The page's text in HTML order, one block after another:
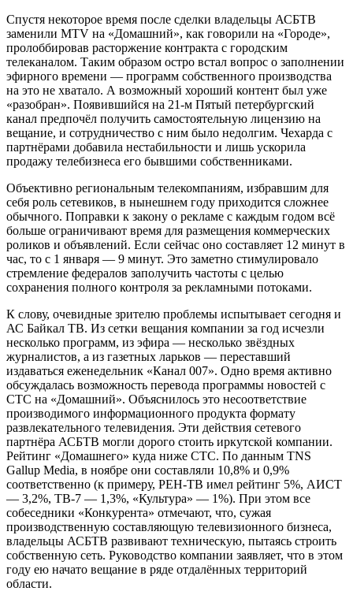
Спустя некоторое время после сделки владельцы АСБТВ
заменили МТV на «Домашний», как говорили на «Городе»,
пролоббировав расторжение контракта с городским
телеканалом. Таким образом остро встал вопрос о заполнении
эфирного времени — программ собственного производства
на это не хватало. А возможный хороший контент был уже
«разобран». Появившийся на 21-м Пятый петербургский
канал предпочёл получить самостоятельную лицензию на
вещание, и сотрудничество с ним было недолгим. Чехарда с
партнёрами добавила нестабильности и лишь ускорила
продажу телебизнеса его бывшими собственниками.
Объективно региональным телекомпаниям, избравшим для
себя роль сетевиков, в нынешнем году приходится сложнее
обычного. Поправки к закону о рекламе с каждым годом всё
больше ограничивают время для размещения коммерческих
роликов и объявлений. Если сейчас оно составляет 12 минут в
час, то с 1 января — 9 минут. Это заметно стимулировало
стремление федералов заполучить частоты с целью
сохранения полного контроля за рекламными потоками.
К слову, очевидные зрителю проблемы испытывает сегодня и
АС Байкал ТВ. Из сетки вещания компании за год исчезли
несколько программ, из эфира — несколько звёздных
журналистов, а из газетных ларьков — переставший
издаваться еженедельник «Канал 007». Одно время активно
обсуждалась возможность перевода программы новостей с
СТС на «Домашний». Объяснилось это несоответствие
производимого информационного продукта формату
развлекательного телевидения. Эти действия сетевого
партнёра АСБТВ могли дорого стоить иркутской компании.
Рейтинг «Домашнего» куда ниже СТС. По данным TNS
Gallup Media, в ноябре они составляли 10,8% и 0,9%
соответственно (к примеру, РЕН-ТВ имел рейтинг 5%, АИСТ
— 3,2%, ТВ-7 — 1,3%, «Культура» — 1%). При этом все
собеседники «Конкурента» отмечают, что, сужая
производственную составляющую телевизионного бизнеса,
владельцы АСБТВ развивают техническую, пытаясь строить
собственную сеть. Руководство компании заявляет, что в этом
году ею начато вещание в ряде отдалённых территорий
области.